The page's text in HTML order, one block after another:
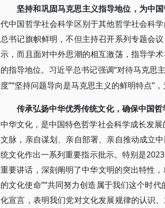
坚持和巩固马克思主义指导地位，为中国
代中国哲学社会科学区别于其他哲学社会科
总书记旗帜鲜明，不但主持召开系列专题会
示，而且面对中外思潮的相互激荡，指导学
的指导地位。习近平总书记强调“对待马克思
度”“坚持问题导向是马克思主义的鲜明特点”
传承弘扬中华优秀传统文化，确保中国哲
中华文化，是中国特色哲学社会科学成长发
文脉，亲自谋划、亲自部署、亲自推动成立
统文化作出一系列重要指示批示。特别是
重要讲话，深刻阐明了中华文明的突出特性
的文化使命”“共同努力创造属于我们这个时
化宣言，表明我们党对文化发展规律的认识